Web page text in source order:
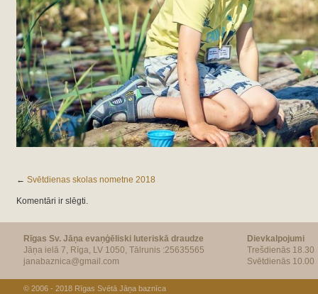
← Svētdienas skolas nometne 2018
Komentāri ir slēgti.
Rīgas Sv. Jāņa evaņģēliski luteriskā draudze
Jāņa ielā 7, Rīga, LV 1050, Tālrunis :25635565
janabaznica@gmail.com
Dievkalpojumi
Trešdienās 18.30
Svētdienās 10.00
© 2006 - 2018 Rīgas Svētā Jāņa baznīca